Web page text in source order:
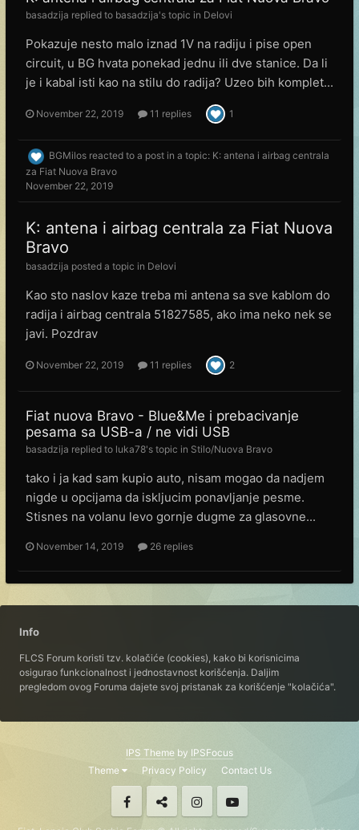
basadzija replied to basadzija's topic in Delovi
Pokazuje nesto malo iznad 1V na radiju i pise open
circuit, u BG hvata ponekad jednu ili dve stanice. Da li
je i kabal isti kao na stilu do radija? Uzeo bih komplet...
November 22, 2019 11 replies 1
BGMilos reacted to a post in a topic: K: antena i airbag centrala
za Fiat Nuova Bravo
November 22, 2019
K: antena i airbag centrala za Fiat Nuova
Bravo
basadzija posted a topic in Delovi
Kao sto naslov kaze treba mi antena sa sve kablom do
radija i airbag centrala 51827585, ako ima neko nek se
javi. Pozdrav
November 22, 2019 11 replies 2
Fiat nuova Bravo - Blue&Me i prebacivanje
pesama sa USB-a / ne vidi USB
basadzija replied to luka78's topic in Stilo/Nuova Bravo
tako i ja kad sam kupio auto, nisam mogao da nadjem
nigde u opcijama da iskljucim ponavljanje pesme.
Stisnes na volanu levo gornje dugme za glasovne...
November 14, 2019 26 replies
Info
FLCS Forum koristi tzv. kolačiće (cookies), kako bi korisnicima
osigurao funkcionalnost i jednostavnost korišćenja. Daljim
pregledom ovog Foruma dajete svoj pristanak za korišćenje "kolačića".
IPS Theme by IPSFocus
Theme
Privacy Policy Contact Us